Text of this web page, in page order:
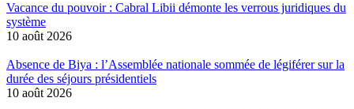
Vacance du pouvoir : Cabral Libii démonte les verrous juridiques du
système
10 août 2026
Absence de Biya : l’Assemblée nationale sommée de légiférer sur la
durée des séjours présidentiels
10 août 2026